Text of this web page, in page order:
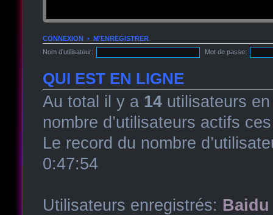
CONNEXION • M’ENREGISTRER
Nom d’utilisateur:
Mot de passe:
QUI EST EN LIGNE
Au total il y a 14 utilisateurs
nombre d’utilisateurs actifs
Le record du nombre
0:47:54
Utilisateurs enregistrés: